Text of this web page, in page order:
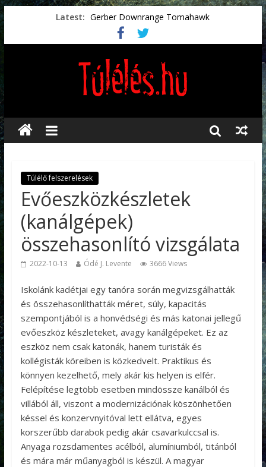
Latest: Gerber Downrange Tomahawk
Vészhelyzeti élelmiszerek
Svéd vészhelyzeti tájékoztató.
Vészhelyzetkezelés
Préselt törlőkendők
Túlélő felszerelések
Evőeszközkészletek
(kanálgépek)
összehasonlító vizsgálata
2022-10-13 Ódé J. Levente 3666 Views
Iskolánk kadétjai egy tanóra során megvizsgálhatták
és összehasonlíthatták méret, súly, kapacitás
szempontjából is a honvédségi és más katonai jellegű
evőeszköz készleteket, avagy kanálgépeket. Ez az
eszköz nem csak katonák, hanem turisták és
kollégisták köreiben is közkedvelt. Praktikus és
könnyen kezelhető, mely akár kis helyen is elfér.
Felépítése legtöbb esetben mindössze kanálból és
villából áll, viszont a modernizációnak köszönhetően
késsel és konzervnyitóval lett ellátva, egyes
korszerűbb darabok pedig akár csavarkulccsal is.
Anyaga rozsdamentes acélból, alumíniumból, titánból
és mára már műanyagból is készül. A magyar